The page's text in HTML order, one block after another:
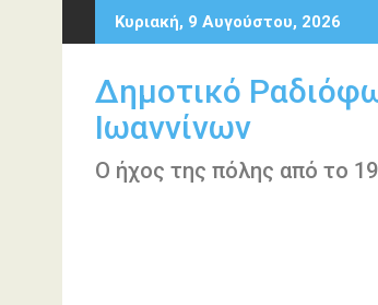
Περάστε
στο
Κυριακή, 9 Αυγούστου, 2026
Δημοτικό
Ιωαννίνων
Ο ήχος της πόλης από το